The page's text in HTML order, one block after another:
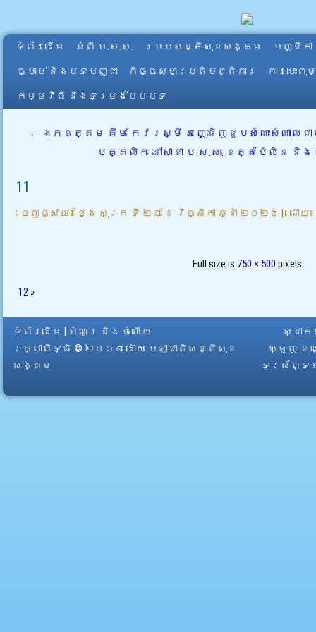
ទំព័រដើម អំពី​ ប.ស.ស. របបសន្តិសុខសង្គម បញ្ជិកា
ច្បាប់ និងបទបញ្ជា កិច្ចសហប្រតិបត្តិការ ការបោះ
កម្មវិធី និងទម្រង់បែបបទ
← ឯកឧត្តម គឹម កែវរស្មី អញ្ជើញជួបសំណេះសំណាល
បុគ្គលិក នៅសាខា ប.ស.ស. ខេត្តប៉ៃលិន និ
11
ចេញផ្សាយ៖ ថ្ងៃ សុក្រ ទី ២១ ខែ វិច្ឆិកា ឆ្នាំ ២០២៥ | ដោយ៖
Full size is 750 × 500 pixels
12»
ទំព័រដើម
សំណួរ និង ចំលើយ
រក្សាសិទ្ធិ © ២០១៤ ដោយ​ បេឡាជាតិសន្តិសុខ
សង្គម
ស្នាក់
ឃ្មួញ ខណ្
ទូរស័ព្ទ